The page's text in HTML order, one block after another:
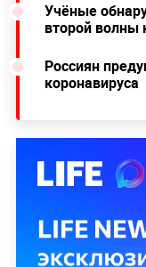
Учёные
второй волны
Россиян
коронавируса